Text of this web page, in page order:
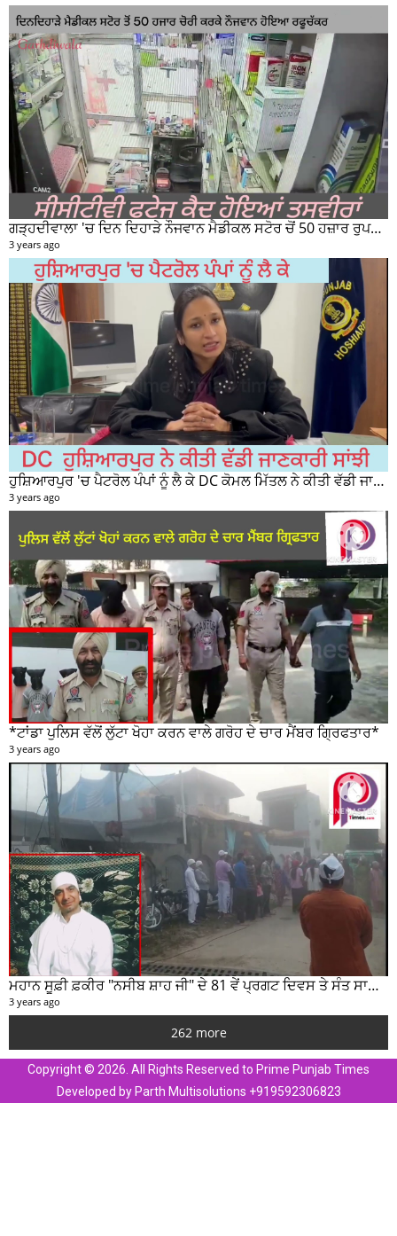
ਗੜ੍ਹਦੀਵਾਲਾ 'ਚ ਦਿਨ ਦਿਹਾੜੇ ਨੌਜਵਾਨ ਮੈਡੀਕਲ ਸਟੋਰ ਚੋਂ 50 ਹਜ਼ਾਰ ਰੁਪਏ ਦੀ ਨਕਦੀ ਚੋਰੀ ਕਰਕੇ ਹੋਇਆ ਰਫੂਚੱਕਰ
3 years ago
ਹੁਸ਼ਿਆਰਪੁਰ 'ਚ ਪੈਟਰੋਲ ਪੰਪਾਂ ਨੂੰ ਲੈ ਕੇ DC ਕੋਮਲ ਮਿੱਤਲ ਨੇ ਕੀਤੀ ਵੱਡੀ ਜਾਣਕਾਰੀ ਸਾਂਝੀ
3 years ago
*ਟਾਂਡਾ ਪੁਲਿਸ ਵੱਲੋਂ ਲੁੱਟਾ ਖੋਹਾ ਕਰਨ ਵਾਲੇ ਗਰੋਹ ਦੇ ਚਾਰ ਮੈਂਬਰ ਗ੍ਰਿਫਤਾਰ*
3 years ago
ਮਹਾਨ ਸੂਫ਼ੀ ਫ਼ਕੀਰ "ਨਸੀਬ ਸ਼ਾਹ ਜੀ" ਦੇ 81 ਵੇਂ ਪ੍ਰਗਟ ਦਿਵਸ ਤੇ ਸੰਤ ਸਾਹਿਬ ਜੋਤ ਸਿੰਘ ਜੀ ਮਹਾਰਾਜ ਦੇ ਸੁਣੋ ਵਿਚਾਰ
3 years ago
262 more
Copyright © 2026. All Rights Reserved to Prime Punjab Times
Developed by Parth Multisolutions +919592306823